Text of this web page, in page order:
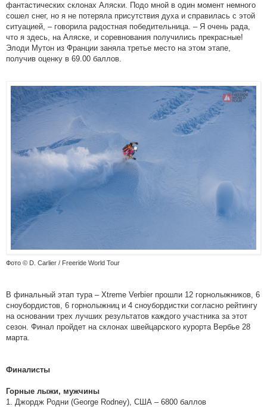
фантастических склонах Аляски. Подо мной в один момент немного
сошел снег, но я не потеряла присутствия духа и справилась с этой
ситуацией, – говорила радостная победительница. – Я очень рада,
что я здесь, на Аляске, и соревнования получились прекрасные!
Элоди Мутон из Франции заняла третье место на этом этапе,
получив оценку в 69.00 баллов.
Фото © D. Carlier / Freeride World Tour
В финальный этап тура – Xtreme Verbier прошли 12 горнолыжников, 6
сноубордистов, 6 горнолыжниц и 4 сноубордистки согласно рейтингу
на основании трех лучших результатов каждого участника за этот
сезон. Финал пройдет на склонах швейцарского курорта Вербье 28
марта.
Финалисты
Горные лыжи, мужчины
1. Джордж Родни (George Rodney), США – 6800 баллов